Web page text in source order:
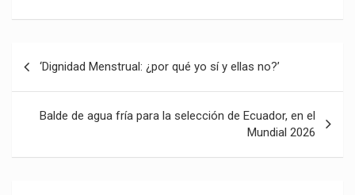
entradas
‘Dignidad Menstrual: ¿por qué yo sí y ellas no?’
Balde de agua fría para la selección de Ecuador, en el
Mundial 2026